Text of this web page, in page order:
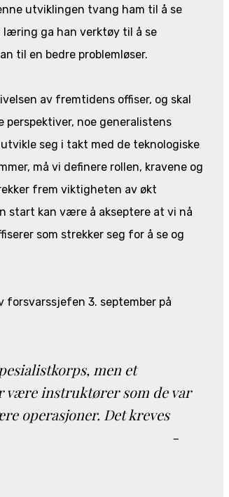
utviklingen tvang ham til å se
læring ga han verktøy til å se
til en bedre problemløser.
av fremtidens offiser, og skal
perspektiver, noe generalistens
seg i takt med de teknologiske
må vi definere rollen, kravene og
frem viktigheten av økt
start kan være å akseptere at vi nå
som strekker seg for å se og
forsvarssjefen 3. september på
men et
være instruktører som de var
operasjoner. Det kreves